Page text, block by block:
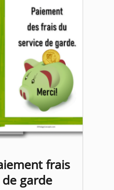
frais
garde